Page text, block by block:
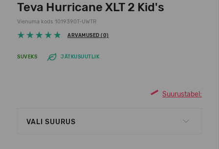
Teva Hurricane XLT 2 Kid's
Vienuma kods 1019390T-UWTR
ARVAMUSED (0)
SUVEKS JÄTKUSUUTLIK
Suurustabel:
VALI SUURUS